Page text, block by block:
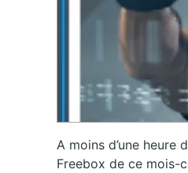
A moins d’une heure
Freebox de ce mois-